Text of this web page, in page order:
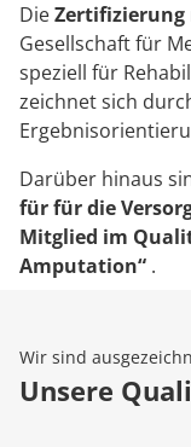
DieZertifizierung
Gesellschaft für
speziell für
zeichnet sich
Darüber hinaus
für für die
Mitglied im
Amputation“ .
Wir sind
Unsere